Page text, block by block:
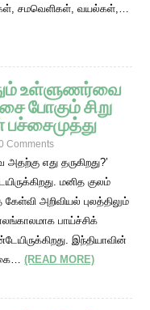
சமவெளிகள், வயல்கள்,…
உள்ளுணர்வை
போகும் சிறு
பச்சைமுத்து
Comments
எது தருகிறது?’
மனித குலம்
அறிவியல் புலத்திலும்
பாய்ச்சிக்
இந்தியாவின்
(READ MORE)